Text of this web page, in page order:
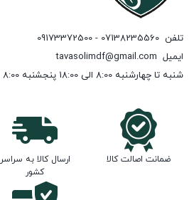
تلفن 07138235560 - 09173372500
ایمیل tavasolimdf@gmail.com
شنبه تا چهارشنبه 8:00 الی 18:00 پنجشنبه 8:00 الی 13:00
ضمانت اصالت کالا
ارسال کالا به سراسر
کشور